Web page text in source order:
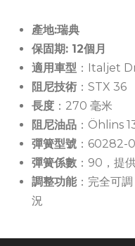
產地:瑞典
保固期: 12個月
適用車型 ：Italjet
阻尼技術 ：STX 36
長度 ：270 毫米
阻尼油品 ：Öhlins
彈簧型號 ：60282-
彈簧係數 ：90，提
調整功能：完全可
況